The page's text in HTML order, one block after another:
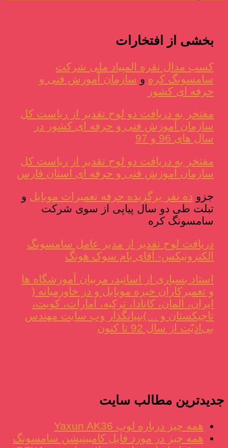
بخشی از افتخارات
کسب مدال نقره المپیاد ملی شرکت
سامسونگ کره و سازمان آموزش فنی و
حرفه ای کشور
مفتخر به دریافت دو لوح تقدیر از ریاست کل
سازمان آموزش فنی و حرفه ای کشور در
سال های 96 و 97
مفتخر به دریافت دو لوح تقدیر از ریاست کل
سازمان آموزش فنی و حرفه ای استان فارس
جزو ده نفر برگزیده حرفه تعمیرات موبایل و
تبلت طی دو سال پیاپی از سوی شرکت
سامسونگ کره
دریافت لوح تقدیر از مدیر عامل سامسونگ
الکترونیکس- آقای بام سوک هونگ
استاد بسیاری از اساتید، مربیان آموزشگاه ها
و تعمیرکاران خبره موبایل و در خاورمیانه (
ایران، المان، کانادا، ترکیه، امارات، کویت،
تاجیکستان و …)بنیانگذار وب سایت مهندس
بی‌اذیّت از سال 92 تا کنون
جدیدترین مطالب سایت
همه چیز درباره لوپ Yaxun AK36
همه چیز در مورد فایل کامبینیشن سامسونگ